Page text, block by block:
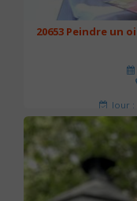
20653 Peindre un
Jour :